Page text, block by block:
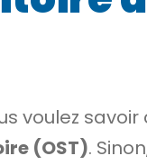
voulez
(OST).